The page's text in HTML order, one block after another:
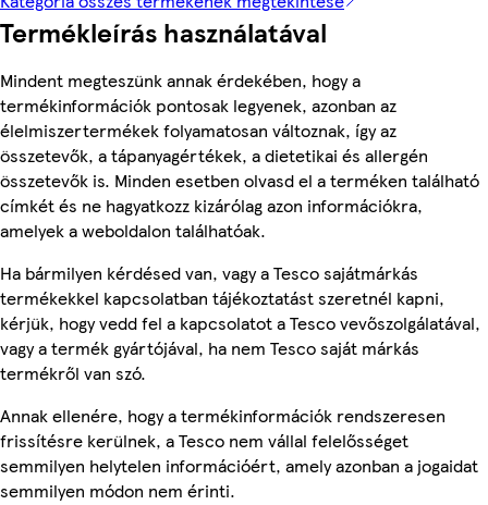
Termékleírás használatával
Mindent megteszünk annak érdekében, hogy a
termékinformációk pontosak legyenek, azonban az
élelmiszertermékek folyamatosan változnak, így az
összetevők, a tápanyagértékek, a dietetikai és allergén
összetevők is. Minden esetben olvasd el a terméken található
címkét és ne hagyatkozz kizárólag azon információkra,
amelyek a weboldalon találhatóak.
Ha bármilyen kérdésed van, vagy a Tesco sajátmárkás
termékekkel kapcsolatban tájékoztatást szeretnél kapni,
kérjük, hogy vedd fel a kapcsolatot a Tesco vevőszolgálatával,
vagy a termék gyártójával, ha nem Tesco saját márkás
termékről van szó.
Annak ellenére, hogy a termékinformációk rendszeresen
frissítésre kerülnek, a Tesco nem vállal felelősséget
semmilyen helytelen információért, amely azonban a jogaidat
semmilyen módon nem érinti.